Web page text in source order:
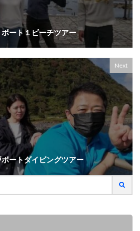
ート１ビーチツアー
Next
ートダイビングツアー